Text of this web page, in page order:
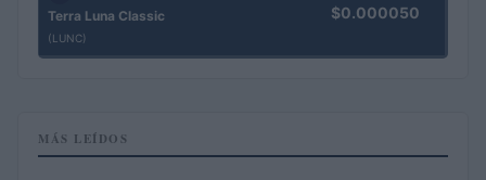
Terra Luna Classic
(LUNC)
$0.000050
MÁS LEÍDOS